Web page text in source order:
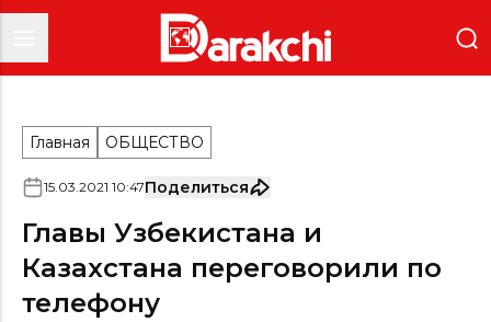
Главная ОБЩЕСТВО
15.03.2021 10:47Поделиться
Главы Узбекистана и
Казахстана переговорили по
телефону